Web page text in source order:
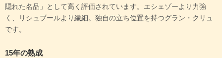
隠れた名品」として高く評価されています。エシェゾーより力強
く、リシュブールより繊細。独自の立ち位置を持つグラン・クリュ
です。
15年の熟成